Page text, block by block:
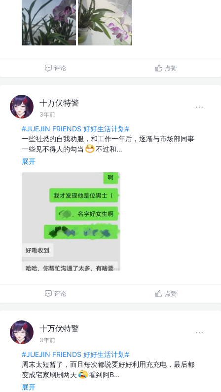
评论 点赞
十万伏特警
3年前
#JUEJIN FRIENDS 好好生活计划#
一些社恐的自我劝服，和工作一年后，逐渐与市场部同事
一些见不得人的勾当
不过和…
展开
评论 点赞
十万伏特警
3年前
#JUEJIN FRIENDS 好好生活计划#
周末太短暂了，而且每次都说要好好利用充充电，最后都
变成宅家刷剧两天
看到阿B…
展开